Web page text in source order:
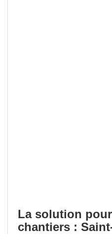
La solution
chantiers :